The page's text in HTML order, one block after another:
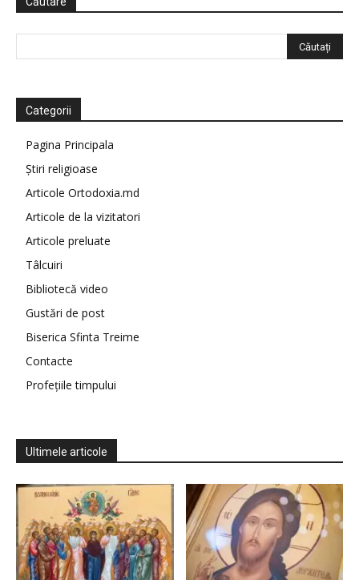
Categorii
Pagina Principala
Știri religioase
Articole Ortodoxia.md
Articole de la vizitatori
Articole preluate
Tâlcuiri
Bibliotecă video
Gustări de post
Biserica Sfinta Treime
Contacte
Profețiile timpului
Ultimele articole